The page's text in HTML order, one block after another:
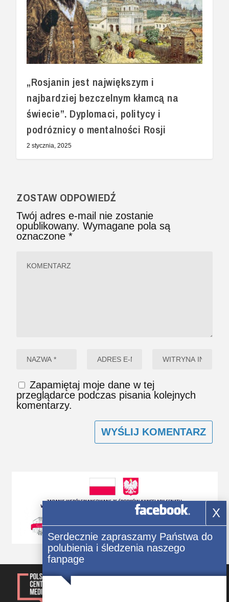
„Rosjanin jest największym i
najbardziej bezczelnym kłamcą na
świecie”. Dyplomaci, politycy i
podróznicy o mentalności Rosji
2 stycznia, 2025
ZOSTAW ODPOWIEDŹ
Twój adres e-mail nie zostanie
opublikowany. Wymagane pola są
oznaczone*
Zapamiętaj moje dane w tej
przeglądarce podczas pisania kolejnych
komentarzy.
© 2014-2023, Kwartalnik „Głos
Polonii” Wszelkie prawa
X
Serdecznie zapraszamy Państwa do
polubienia i śledzenia naszego
fanpage